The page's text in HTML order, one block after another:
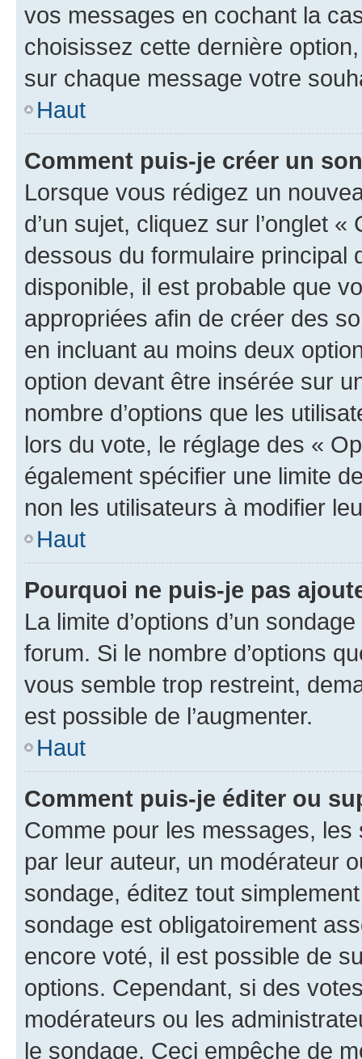
vos messages en cochant la
choisissez cette dernière
sur chaque message votre
Haut
Comment puis-je créer un
Lorsque vous rédigez un
d’un sujet, cliquez sur l’onglet
dessous du formulaire principal
disponible, il est probable que
appropriées afin de créer des
en incluant au moins deux
option devant être insérée sur
nombre d’options que les
lors du vote, le réglage des «
également spécifier une limite
non les utilisateurs à modifier
Haut
Pourquoi ne puis-je pas
La limite d’options d’un
forum. Si le nombre d’options
vous semble trop restreint,
est possible de l’augmenter.
Haut
Comment puis-je éditer ou
Comme pour les messages,
par leur auteur, un modérateur
sondage, éditez tout
sondage est obligatoirement
encore voté, il est possible de
options. Cependant, si des
modérateurs ou les
le sondage. Ceci empêche de